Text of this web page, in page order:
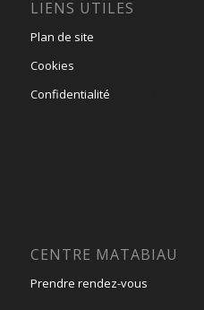
LIENS UTILES
Plan de site
Cookies
Confidentialité
CENTRE MATABIAU
Prendre rendez-vous